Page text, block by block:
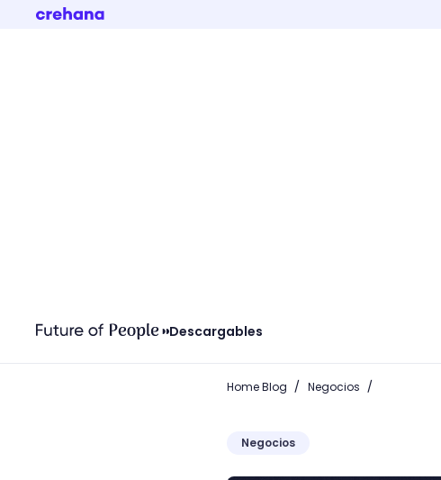
Descargables
Home Blog / Negocios /
Negocios